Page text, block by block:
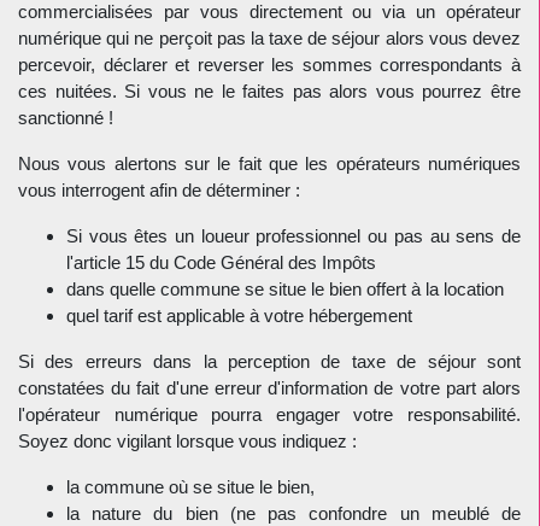
commercialisées par vous directement ou via un opérateur
numérique qui ne perçoit pas la taxe de séjour alors vous devez
percevoir, déclarer et reverser les sommes correspondants à
ces nuitées. Si vous ne le faites pas alors vous pourrez être
sanctionné !
Nous vous alertons sur le fait que les opérateurs numériques
vous interrogent afin de déterminer :
Si vous êtes un loueur professionnel ou pas au sens de
l'article 15 du Code Général des Impôts
dans quelle commune se situe le bien offert à la location
quel tarif est applicable à votre hébergement
Si des erreurs dans la perception de taxe de séjour sont
constatées du fait d'une erreur d'information de votre part alors
l'opérateur numérique pourra engager votre responsabilité.
Soyez donc vigilant lorsque vous indiquez :
la commune où se situe le bien,
la nature du bien (ne pas confondre un meublé de